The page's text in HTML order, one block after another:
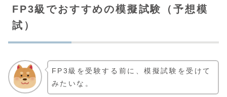
FP3級でおすすめの模擬試験（予想模
試）
FP3級を受験する前に、模擬試験を受けて
みたいな。